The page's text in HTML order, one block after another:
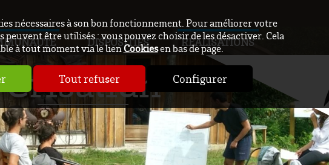
nécessaires à son bon fonctionnement. Pour améliorer votre
peuvent être utilisés : vous pouvez choisir de les désactiver. Cela
à tout moment via le lienCookiesen bas de page.
Tout refuser Configurer
DISPOSITIFS RÉALISATIONS
Crisalidh